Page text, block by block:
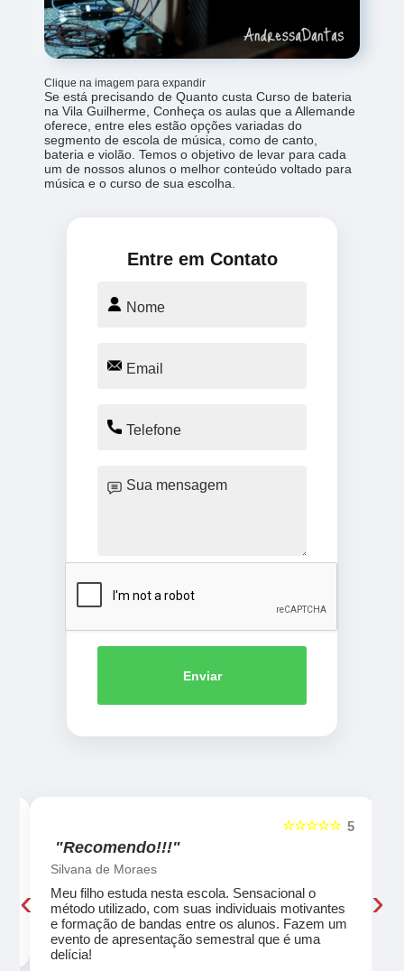
Clique na imagem para expandir
Se está precisando de Quanto custa Curso de bateria
na Vila Guilherme, Conheça os aulas que a Allemande
oferece, entre eles estão opções variadas do
segmento de escola de música, como de canto,
bateria e violão. Temos o objetivo de levar para cada
um de nossos alunos o melhor conteúdo voltado para
música e o curso de sua escolha.
Entre em Contato
Enviar
5
☆☆☆☆☆
"Recomendo!!!"
Silvana de Moraes
Meu filho estuda nesta escola. Sensacional o
método utilizado, com suas individuais motivantes
e formação de bandas entre os alunos. Fazem um
evento de apresentação semestral que é uma
delícia!
‹ ›